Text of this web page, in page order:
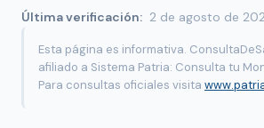
Última verificación: 2 de agosto de
Esta página es informativa.
afiliado a Sistema Patria: Consulta tu
Para consultas oficiales visita